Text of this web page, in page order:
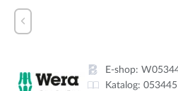
E-shop:
Katalog: